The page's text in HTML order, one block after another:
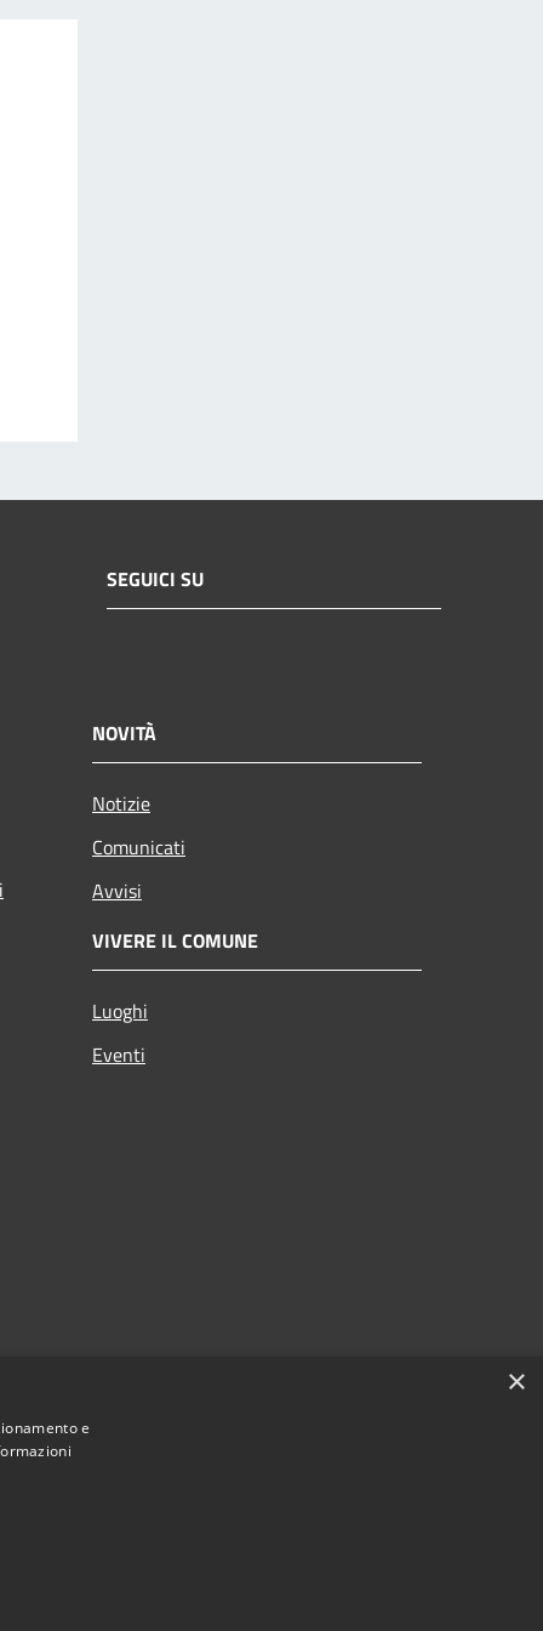
SEGUICI SU
NOVITÀ
Notizie
Comunicati
Avvisi
VIVERE IL COMUNE
Luoghi
Eventi
×
e